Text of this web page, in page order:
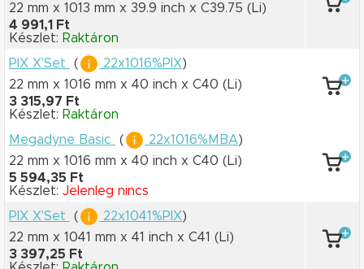
22 mm x 1013 mm x 39.9 inch x C39.75 (Li)
4 991,1 Ft
Készlet: Raktáron
PIX X'Set
( 22x1016%PIX)
22 mm x 1016 mm x 40 inch x C40 (Li)
3 315,97 Ft
Készlet: Raktáron
Megadyne Basic
( 22x1016%MBA)
22 mm x 1016 mm x 40 inch x C40 (Li)
5 594,35 Ft
Készlet: Jelenleg nincs
PIX X'Set
( 22x1041%PIX)
22 mm x 1041 mm x 41 inch x C41 (Li)
3 397,25 Ft